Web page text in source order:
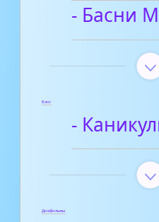
- Басни
Блог
-
Диафильмы